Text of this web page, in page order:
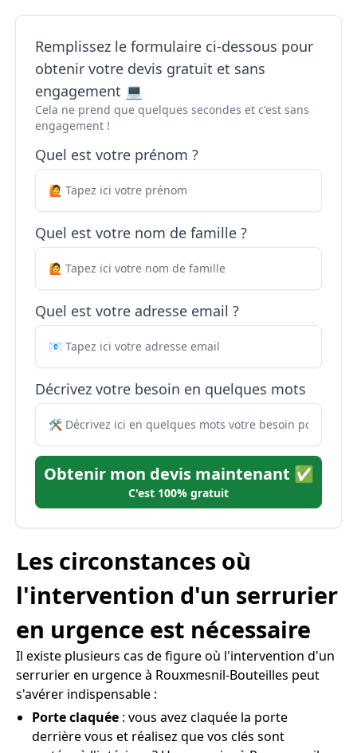
Remplissez le formulaire ci-dessous pour
obtenir votre devis gratuit et sans
engagement 💻
Cela ne prend que quelques secondes et c'est sans
engagement !
Quel est votre prénom ?
Quel est votre nom de famille ?
Quel est votre adresse email ?
Décrivez votre besoin en quelques mots
Obtenir mon devis maintenant ✅
C'est 100% gratuit
Les circonstances où
l'intervention d'un serrurier
en urgence est nécessaire
Il existe plusieurs cas de figure où l'intervention d'un
serrurier en urgence à Rouxmesnil-Bouteilles peut
s'avérer indispensable :
Porte claquée : vous avez claquée la porte
derrière vous et réalisez que vos clés sont